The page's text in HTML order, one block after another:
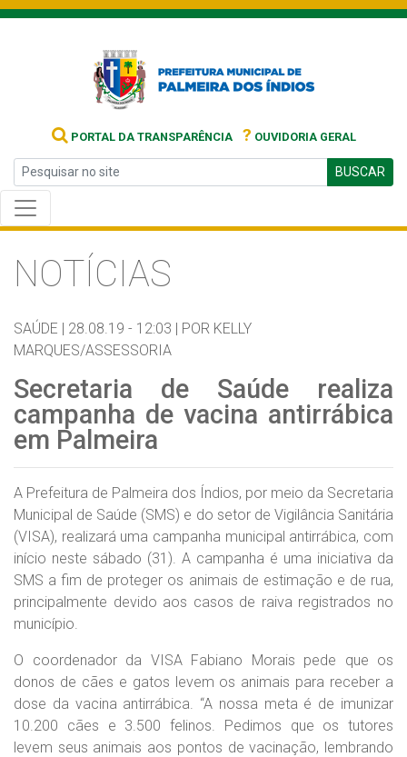
PORTAL DA TRANSPARÊNCIA ? OUVIDORIA GERAL
BUSCAR
NOTÍCIAS
SAÚDE | 28.08.19 - 12:03 | POR KELLY
MARQUES/ASSESSORIA
Secretaria de Saúde realiza
campanha de vacina antirrábica
em Palmeira
A Prefeitura de Palmeira dos Índios, por meio da Secretaria
Municipal de Saúde (SMS) e do setor de Vigilância Sanitária
(VISA), realizará uma campanha municipal antirrábica, com
início neste sábado (31). A campanha é uma iniciativa da
SMS a fim de proteger os animais de estimação e de rua,
principalmente devido aos casos de raiva registrados no
município.
O coordenador da VISA Fabiano Morais pede que os
donos de cães e gatos levem os animais para receber a
dose da vacina antirrábica. “A nossa meta é de imunizar
10.200 cães e 3.500 felinos. Pedimos que os tutores
levem seus animais aos pontos de vacinação, lembrando